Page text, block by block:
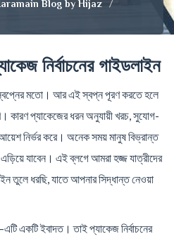
Blog by Hijaz
নির্বাচনের গাইডলাইন
স্বপ্নের মতো। আর এই স্বপ্ন পূরণ করতে হলে
কারণ প্যাকেজের ধরন অনুযায়ী খরচ, সুযোগ-
নির্ভর করে। অনেক সময় মানুষ বিভ্রান্ত
যাবেন। এই ব্লগে আমরা হজ্জ যাত্রীদের
তুলে ধরছি, যাতে আপনার সিদ্ধান্ত নেওয়া
একটি ইবাদত। তাই প্যাকেজ নির্বাচনের